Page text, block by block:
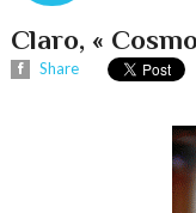
Claro, «
Share